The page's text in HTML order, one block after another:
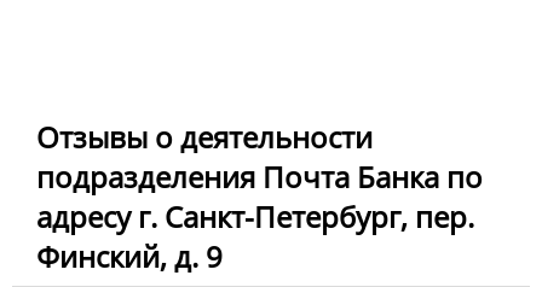
Отзывы о деятельности
подразделения Почта Банка по
адресу г. Санкт-Петербург, пер.
Финский, д. 9